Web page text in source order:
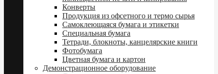
Конверты
Продукция из офсетного и термо сырья
Самоклеющаяся бумага и этикетки
Специальная бумага
Тетради, блокноты, канцелярские книги
Фотобумага
Цветная бумага и картон
Демонстрационное оборудование